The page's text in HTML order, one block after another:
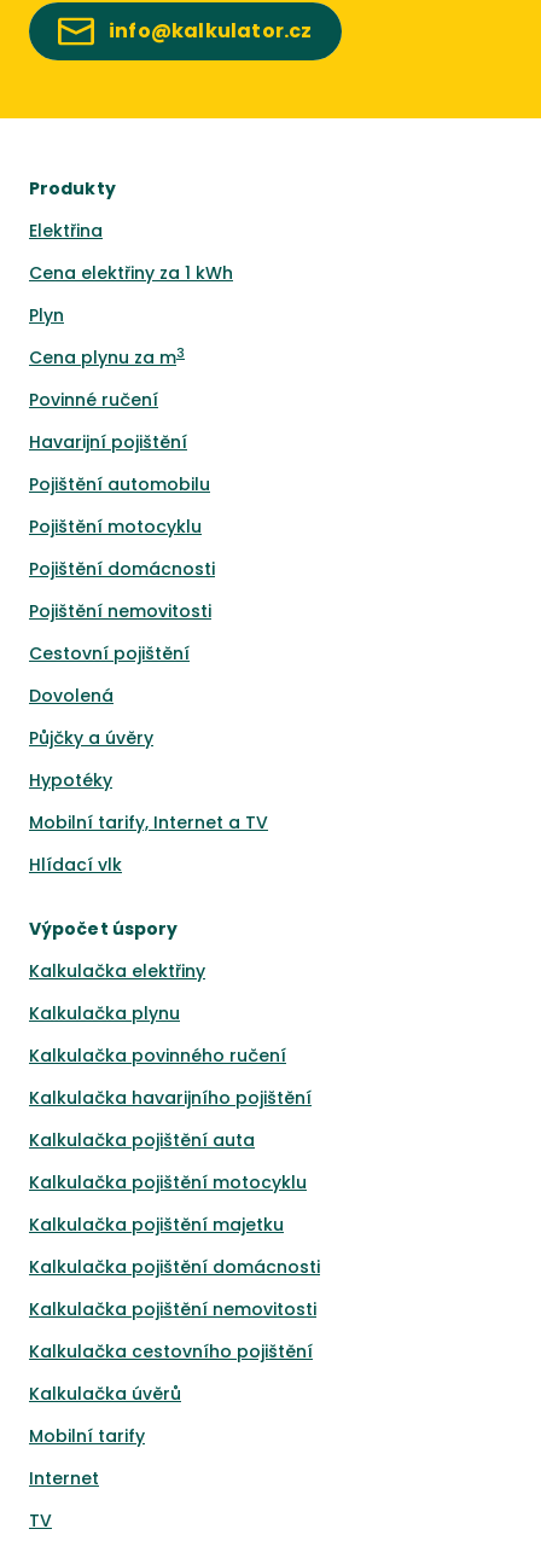
info@kalkulator.cz
Produkty
Elektřina
Cena elektřiny za 1 kWh
Plyn
Cena plynu za m3
Povinné ručení
Havarijní pojištění
Pojištění automobilu
Pojištění motocyklu
Pojištění domácnosti
Pojištění nemovitosti
Cestovní pojištění
Dovolená
Půjčky a úvěry
Hypotéky
Mobilní tarify, Internet a TV
Hlídací vlk
Výpočet úspory
Kalkulačka elektřiny
Kalkulačka plynu
Kalkulačka povinného ručení
Kalkulačka havarijního pojištění
Kalkulačka pojištění auta
Kalkulačka pojištění motocyklu
Kalkulačka pojištění majetku
Kalkulačka pojištění domácnosti
Kalkulačka pojištění nemovitosti
Kalkulačka cestovního pojištění
Kalkulačka úvěrů
Mobilní tarify
Internet
TV